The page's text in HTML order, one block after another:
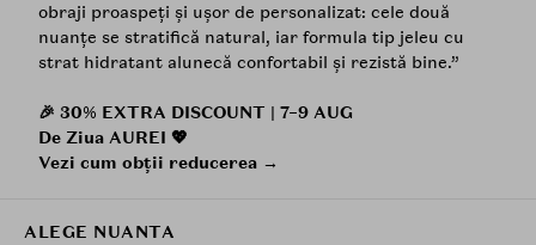
obraji proaspeți și ușor de personalizat: cele două
nuanțe se stratifică natural, iar formula tip jeleu cu
strat hidratant alunecă confortabil și rezistă bine.”
🎉 30% EXTRA DISCOUNT | 7–9 AUG
De Ziua AUREI 💖
Vezi cum obții reducerea →
ALEGE NUANTA